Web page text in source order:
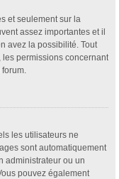
et seulement sur la
assez importantes et il
avez la possibilité. Tout
permissions concernant
les utilisateurs ne
sont automatiquement
administrateur ou un
pouvez également